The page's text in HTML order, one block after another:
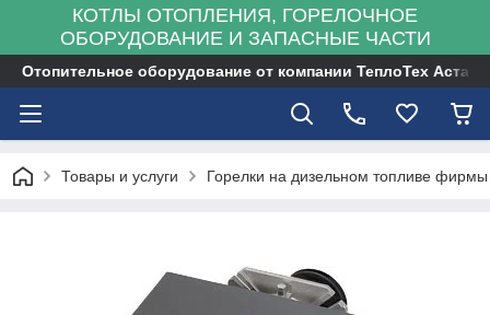
КОТЛЫ ОТОПЛЕНИЯ, ГОРЕЛОЧНОЕ
ОБОРУДОВАНИЕ И ЗАПАСНЫЕ ЧАСТИ
Отопительное оборудование от компании ТеплоТех Астана
Товары и услуги Горелки на дизельном топливе